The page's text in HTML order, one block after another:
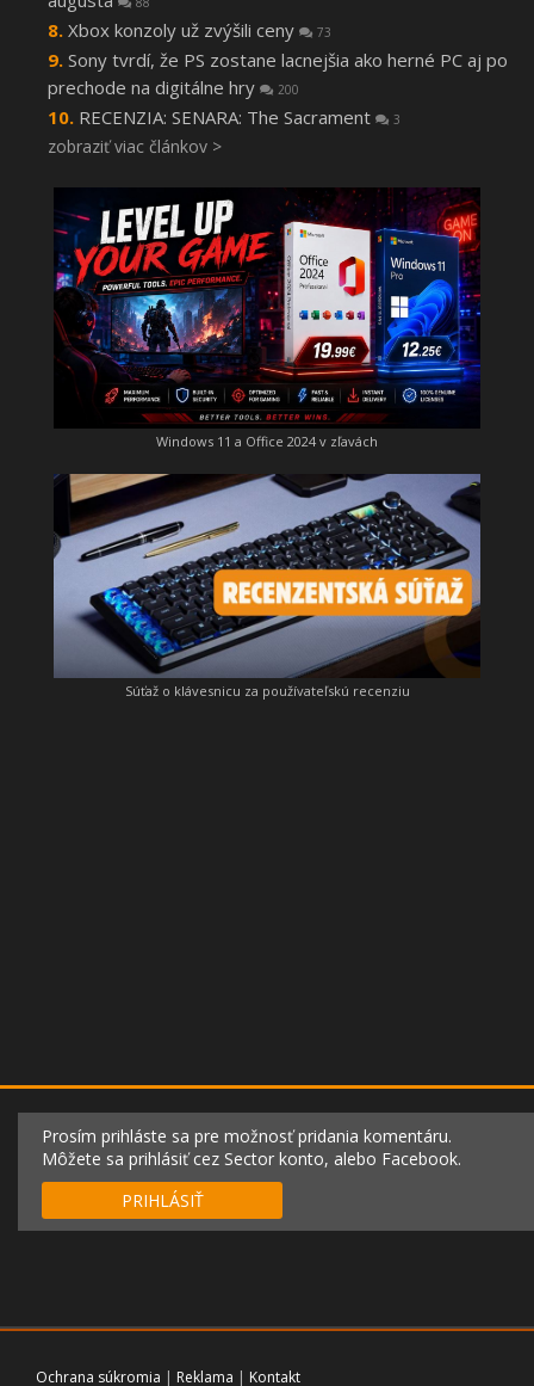
Xbox konzoly už zvýšili ceny 73
Sony tvrdí, že PS zostane lacnejšia ako herné PC aj po
prechode na digitálne hry
200
RECENZIA: SENARA: The Sacrament 3
zobraziť viac článkov >
Windows 11 a Office 2024 v zľavách
Súťaž o klávesnicu za používateľskú recenziu
Prosím prihláste sa pre možnosť pridania komentáru.
Môžete sa prihlásiť cez Sector konto, alebo Facebook.
PRIHLÁSIŤ
Ochrana súkromia | Reklama | Kontakt